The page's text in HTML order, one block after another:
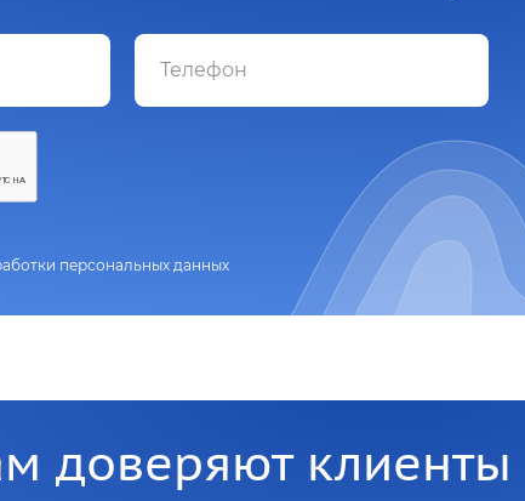
персональных данных
доверяют клиенты